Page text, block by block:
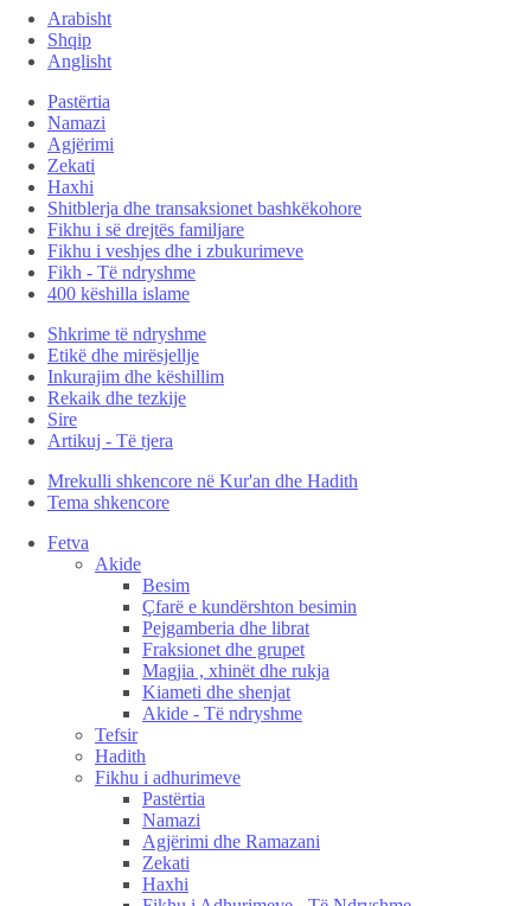
Arabisht
Shqip
Anglisht
Pastërtia
Namazi
Agjërimi
Zekati
Haxhi
Shitblerja dhe transaksionet bashkëkohore
Fikhu i së drejtës familjare
Fikhu i veshjes dhe i zbukurimeve
Fikh - Të ndryshme
400 këshilla islame
Shkrime të ndryshme
Etikë dhe mirësjellje
Inkurajim dhe këshillim
Rekaik dhe tezkije
Sire
Artikuj - Të tjera
Mrekulli shkencore në Kur'an dhe Hadith
Tema shkencore
Fetva
Akide
Besim
Çfarë e kundërshton besimin
Pejgamberia dhe librat
Fraksionet dhe grupet
Magjia , xhinët dhe rukja
Kiameti dhe shenjat
Akide - Të ndryshme
Tefsir
Hadith
Fikhu i adhurimeve
Pastërtia
Namazi
Agjërimi dhe Ramazani
Zekati
Haxhi